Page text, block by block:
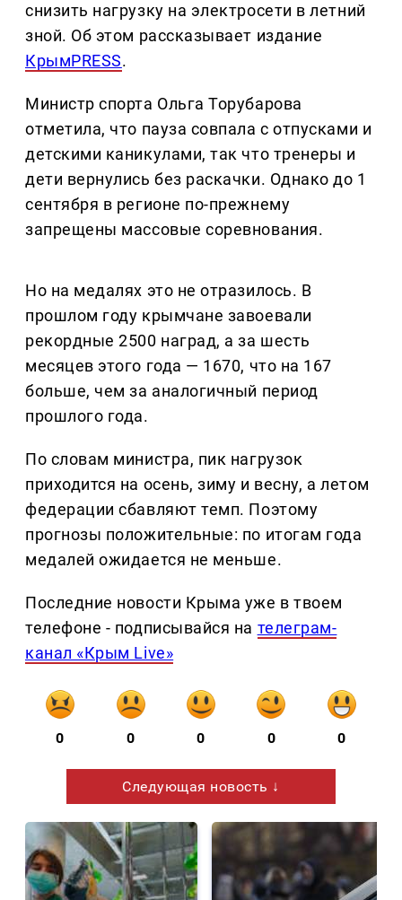
снизить нагрузку на электросети в летний
зной. Об этом рассказывает издание
КрымPRESS.
Министр спорта Ольга Торубарова
отметила, что пауза совпала с отпусками и
детскими каникулами, так что тренеры и
дети вернулись без раскачки. Однако до 1
сентября в регионе по-прежнему
запрещены массовые соревнования.
Но на медалях это не отразилось. В
прошлом году крымчане завоевали
рекордные 2500 наград, а за шесть
месяцев этого года — 1670, что на 167
больше, чем за аналогичный период
прошлого года.
По словам министра, пик нагрузок
приходится на осень, зиму и весну, а летом
федерации сбавляют темп. Поэтому
прогнозы положительные: по итогам года
медалей ожидается не меньше.
Последние новости Крыма уже в твоем
телефоне - подписывайся на телеграм-
канал «Крым Live»
0 0 0 0 0
Следующая новость ↓